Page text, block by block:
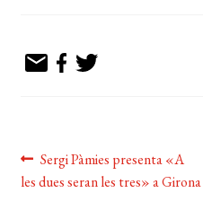
Navegació
d'entrades
Entrada
anterior:
Sergi Pàmies presenta «A
les dues seran les tres» a Girona